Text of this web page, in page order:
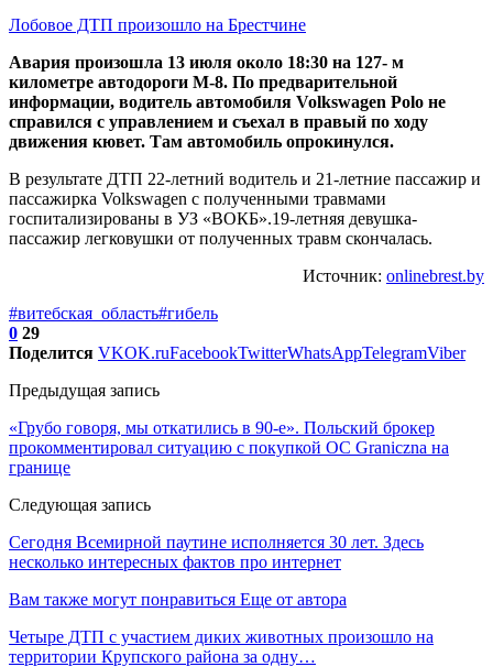
Лобовое ДТП произошло на Брестчине
Авария произошла 13 июля около 18:30 на 127- м
километре автодороги М-8. По предварительной
информации, водитель автомобиля Volkswagen Polo не
справился с управлением и съехал в правый по ходу
движения кювет. Там автомобиль опрокинулся.
В результате ДТП 22-летний водитель и 21-летние пассажир и
пассажирка Volkswagen с полученными травмами
госпитализированы в УЗ «ВОКБ».19-летняя девушка-
пассажир легковушки от полученных травм скончалась.
Источник: onlinebrest.by
#витебская_область#гибель
0 29
Поделится VKOK.ruFacebookTwitterWhatsAppTelegramViber
Предыдущая запись
«Грубо говоря, мы откатились в 90-е». Польский брокер
прокомментировал ситуацию с покупкой ОС Graniczna на
границе
Следующая запись
Сегодня Всемирной паутине исполняется 30 лет. Здесь
несколько интересных фактов про интернет
Вам также могут понравиться Еще от автора
Четыре ДТП с участием диких животных произошло на
территории Крупского района за одну…